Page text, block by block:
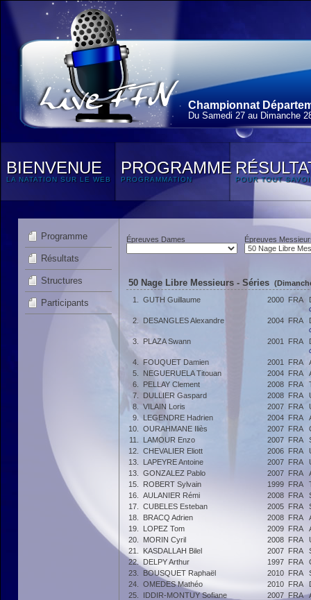
Championnat
Du Samedi 27 au Dimanche
BIENVENUE
LA NATATION SUR LE WEB
PROGRAMME
PROGRAMMATION POUR TOUT
Programme
Résultats
Structures
Participants
Épreuves Dames Épreuves
50 Nage Libre Messieurs - Séries
1.
GUTH Guillaume 2000 FRA
2. DESANGLES Alexandre 2004 FRA
3. PLAZA Swann 2001 FRA
4. FOUQUET Damien 2001 FRA
5.
NEGUERUELA Titouan 2004 FRA
6.
PELLAY Clement 2008 FRA
7.
DULLIER Gaspard 2008 FRA
8.
VILAIN Loris 2007 FRA
9.
LEGENDRE Hadrien 2004 FRA
10.
OURAHMANE Iliès 2007 FRA
11.
LAMOUR Enzo 2007 FRA
12.
CHEVALIER Eliott 2006 FRA
13.
LAPEYRE Antoine 2007 FRA
13.
GONZALEZ Pablo 2007 FRA
15.
ROBERT Sylvain 1999 FRA
16.
AULANIER Rémi 2008 FRA
17.
CUBELES Esteban 2005 FRA
18.
BRACQ Adrien 2008 FRA
19.
LOPEZ Tom 2009 FRA
20.
MORIN Cyril 2008 FRA
21.
KASDALLAH Bilel 2007 FRA
22.
DELPY Arthur 1997 FRA
23.
BOUSQUET Raphaël 2010 FRA
24.
OMEDES Mathéo 2010 FRA
25.
IDDIR-MONTUY Sofiane 2007 FRA